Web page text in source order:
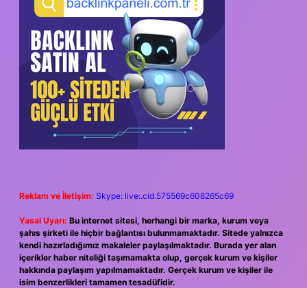
Reklam ve İletişim: Skype: live:.cid.575569c608265c69
Yasal Uyarı: Bu internet sitesi, herhangi bir marka, kurum veya
şahıs şirketi ile hiçbir bağlantısı bulunmamaktadır. Sitede yalnızca
kendi hazırladığımız makaleler paylaşılmaktadır. Burada yer alan
içerikler haber niteliği taşımamakta olup, gerçek kurum ve kişiler
hakkında paylaşım yapılmamaktadır. Gerçek kurum ve kişiler ile
isim benzerlikleri tamamen tesadüfidir.